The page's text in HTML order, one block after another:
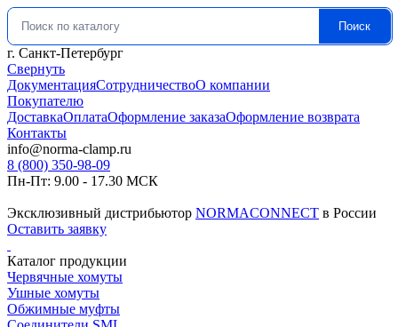
Искать: Поиск
г. Санкт-Петербург
Свернуть
ДокументацияСотрудничествоО компании
Покупателю
ДоставкаОплатаОформление заказаОформление возврата
Контакты
info@norma-clamp.ru
8 (800) 350-98-09
Пн-Пт: 9.00 - 17.30 МСК
Эксклюзивный дистрибьютор NORMACONNECT в России
Оставить заявку
Каталог продукции
Червячные хомуты
Ушные хомуты
Обжимные муфты